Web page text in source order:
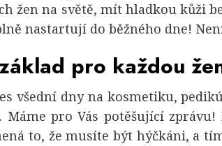
žen na světě, mít hladkou kůži
nastartují do běžného dne!
pro každou
všední dny na kosmetiku,
Máme pro Vás potěšující zprávu!
to, že musíte být hýčkáni, a